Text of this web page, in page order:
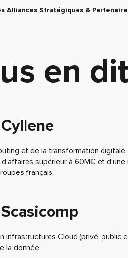
Alliances Stratégiques &
en
et de la transformation
supérieur à 60M€ et
français.
infrastructures Cloud (privé, public
la donnée.